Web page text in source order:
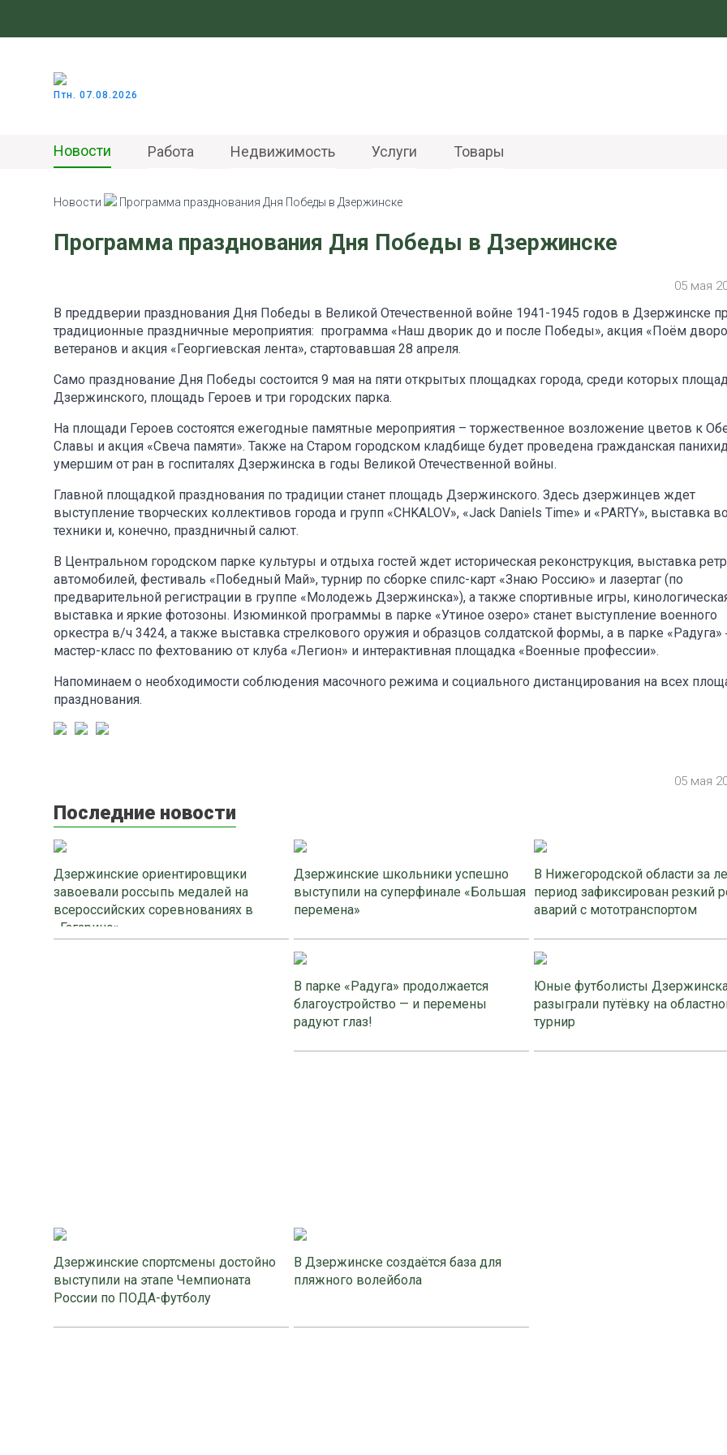
Птн. 07.08.2026
Новости Работа Недвижимость Услуги Товары
Новости Программа празднования Дня Победы в Дзержинске
Программа празднования Дня Победы в Дзержинске
05 мая
В преддверии празднования Дня Победы в Великой Отечественной войне 1941-1945 годов в Дзержинске
традиционные праздничные мероприятия: программа «Наш дворик до и после Победы», акция «Поём
ветеранов и акция «Георгиевская лента», стартовавшая 28 апреля.
Само празднование Дня Победы состоится 9 мая на пяти открытых площадках города, среди которых
Дзержинского, площадь Героев и три городских парка.
На площади Героев состоятся ежегодные памятные мероприятия – торжественное возложение цветов к
Славы и акция «Свеча памяти». Также на Старом городском кладбище будет проведена гражданская
умершим от ран в госпиталях Дзержинска в годы Великой Отечественной войны.
Главной площадкой празднования по традиции станет площадь Дзержинского. Здесь дзержинцев ждет
выступление творческих коллективов города и групп «CHKALOV», «Jack Daniels Time» и «PARTY», выставка
техники и, конечно, праздничный салют.
В Центральном городском парке культуры и отдыха гостей ждет историческая реконструкция, выставка
автомобилей, фестиваль «Победный Май», турнир по сборке спилс-карт «Знаю Россию» и лазертаг (по
предварительной регистрации в группе «Молодежь Дзержинска»), а также спортивные игры,
выставка и яркие фотозоны. Изюминкой программы в парке «Утиное озеро» станет выступление военного
оркестра в/ч 3424, а также выставка стрелкового оружия и образцов солдатской формы, а в парке «Радуга»
мастер-класс по фехтованию от клуба «Легион» и интерактивная площадка «Военные профессии».
Напоминаем о необходимости соблюдения масочного режима и социального дистанцирования на всех
празднования.
05 мая
Последние новости
Дзержинские ориентировщики
завоевали россыпь медалей на
всероссийских соревнованиях в
«Гагарино»
Дзержинские школьники успешно
выступили на суперфинале «Большая
перемена»
В Нижегородской области за
период зафиксирован резкий
аварий с мототранспортом
В парке «Радуга» продолжается
благоустройство — и перемены
радуют глаз!
Юные футболисты
разыграли путёвку на
турнир
Дзержинские спортсмены достойно
выступили на этапе Чемпионата
России по ПОДА-футболу
В Дзержинске создаётся база для
пляжного волейбола